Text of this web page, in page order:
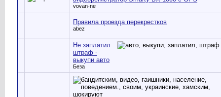
vovan-ne
Правила проезда перекрестков
abez
Не заплатил
штраф -
выкупи авто
Беза